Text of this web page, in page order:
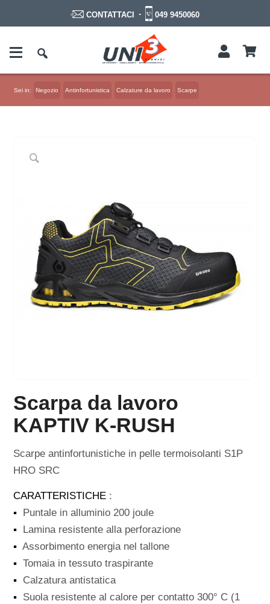
CONTATTACI - 049 9450060
Sei in: Negozio Antinfortunistica Calzature da lavoro Scarpe
Scarpa da lavoro
KAPTIV K-RUSH
Scarpe antinfortunistiche in pelle termoisolanti S1P
HRO SRC
CARATTERISTICHE :
▪ Puntale in alluminio 200 joule
▪ Lamina resistente alla perforazione
▪Assorbimento energia nel tallone
▪Tomaia in tessuto traspirante
▪ Calzatura antistatica
▪ Suola resistente al calore per contatto 300° C (1